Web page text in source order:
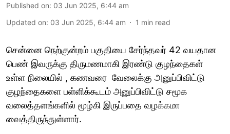
Published on: 03 Jun 2025, 6:44 am
Updated on: 03 Jun 2025, 6:44 am 1 min read
சென்னை நெற்குன்றம் பகுதியை சேர்ந்தவர் 42 வயதான
பெண் இவருக்கு திருமணமாகி இரண்டு குழந்தைகள்
உள்ள நிலையில் , கணவரை வேலைக்கு அனுப்பிவிட்டு
குழந்தைகளை பள்ளிக்கூடம் அனுப்பிவிட்டு சமூக
வலைத்தளங்களில் மூழ்கி இருப்பதை வழக்கமா
வைத்திருந்துள்ளார்.